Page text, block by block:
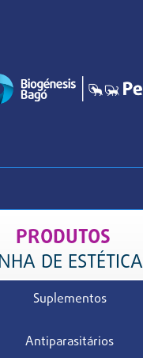
PRODUTOS
DE ESTÉTICA
Suplementos
Antiparasitários